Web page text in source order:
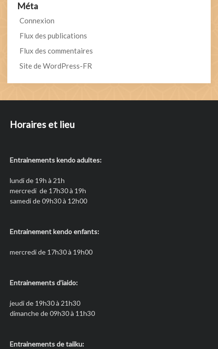
Méta
Connexion
Flux des publications
Flux des commentaires
Site de WordPress-FR
Horaires et lieu
Entrainements kendo adultes:
lundi de 19h à 21h
mercredi de 17h30 à 19h
samedi de 09h30 à 12h00
Entrainement kendo enfants:
mercredi de 17h30 à 19h00
Entrainements d’iaido:
jeudi de 19h30 à 21h30
dimanche de 09h30 à 11h30
Entrainements de taiiku: